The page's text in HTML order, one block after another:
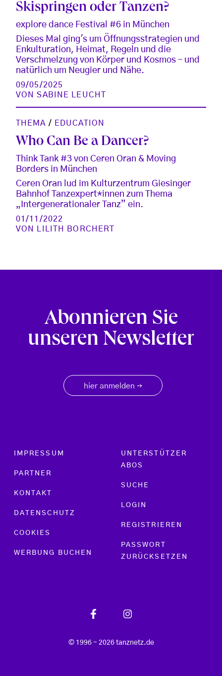
Skispringen oder Tanzen?
explore dance Festival #6 in München
Dieses Mal ging's um Öffnungsstrategien und
Enkulturation, Heimat, Regeln und die
Verschmelzung von Körper und Kosmos – und
natürlich um Neugier und Nähe.
09/05/2025
VONSABINE LEUCHT
THEMA / EDUCATION
Who Can Be a Dancer?
Think Tank #3 von Ceren Oran & Moving
Borders in München
Ceren Oran lud im Kulturzentrum Giesinger
Bahnhof Tanzexpert*innen zum Thema
„Intergenerationaler Tanz” ein.
01/11/2022
VON
LILITH BORCHERT
Abonnieren Sie
unseren Newsletter
hier anmelden →
Footer menu
IMPRESSUM
PARTNER
KONTAKT
DATENSCHUTZ
COOKIES
WERBUNG BUCHEN
UNTERSTÜTZER
ABOS
SUCHE
LOGIN
REGISTRIEREN
PASSWORT
ZURÜCKSETZEN
© 1996 - 2026 tanznetz.de